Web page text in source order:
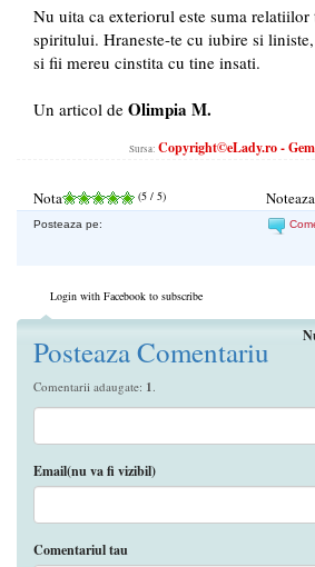
Nu uita ca exteriorul este suma relatiilor
spiritului. Hraneste-te cu iubire si
si fii mereu cinstita cu tine insati.
Un articol de Olimpia M.
Sursa: Copyright©eLady.ro -
Nota (5 / 5) Noteaza
Posteaza pe:
Login with Facebook to subscribe
Posteaza Comentariu
Comentarii adaugate: 1.
Email(nu va fi vizibil)
Comentariul tau